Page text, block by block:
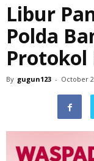
Libur
Polda
Protokol
By gugun123 - October